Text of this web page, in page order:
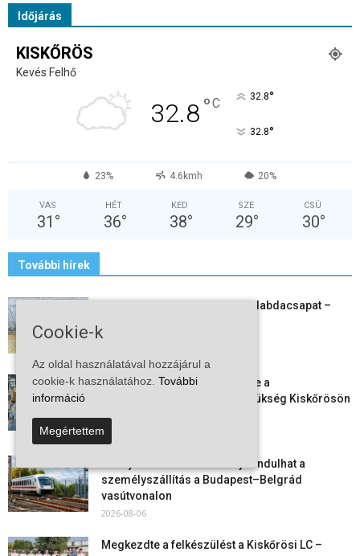
Időjárás
KISKŐRÖS
Kevés Felhő
32.8°C 32.8°
32.8°
23% 4.6kmh 20%
VAS
31 °
HÉT
36°
KED
38°
SZE
29°
CSÜ
30°
További hírek
Megszűnt a kiskőrösi női kézilabdacsapat –
2026-08-08
Aktuális állásajánlatok: ezekre a
munkavállalókra van most szükség Kiskőrösön
2026-08-07
Vitézy Dávid: már ősszel újraindulhat a
személyszállítás a Budapest–Belgrád
vasútvonalon
2026-08-06
Megkezdte a felkészülést a Kiskőrösi LC –
Cookie-k
Az oldal használatával hozzájárul a
cookie-k használatához. További
információ
Megértettem